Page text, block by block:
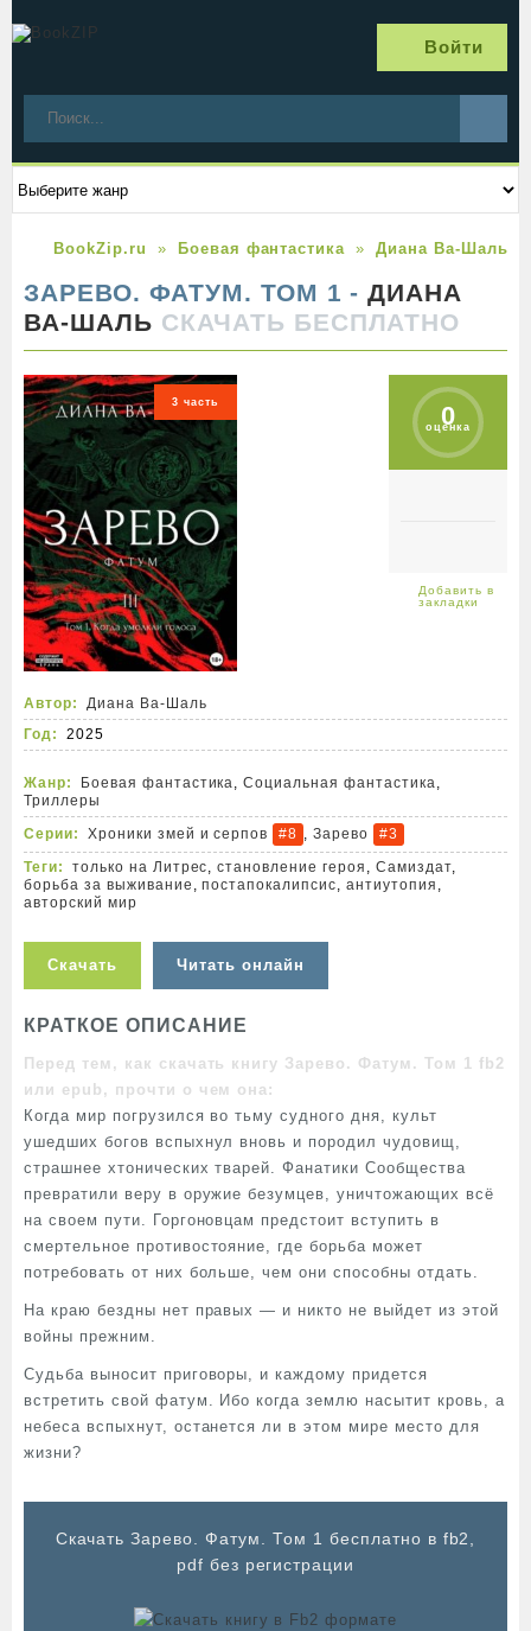
Войти
BookZip.ru Боевая фантастика Диана Ва-Шаль
ЗАРЕВО. ФАТУМ. ТОМ 1 -ДИАНА
ВА-ШАЛЬ СКАЧАТЬ БЕСПЛАТНО
3 часть 0
оценка
Автор:
Диана Ва-Шаль
Год:
2025
Жанр: Боевая фантастика,Социальная фантастика,
Триллеры
Серии:
Хроники змей и серпов #8 ,Зарево
#3
Теги:
только на Литрес,становление героя , Самиздат,
борьба за выживание ,постапокалипсис,антиутопия ,
авторский мир
Скачать Читать онлайн
КРАТКОЕ ОПИСАНИЕ
Перед тем, как скачать книгу Зарево. Фатум. Том 1 fb2
или epub, прочти о чем она:
Когда мир погрузился во тьму судного дня, культ
ушедших богов вспыхнул вновь и породил чудовищ,
страшнее хтонических тварей. Фанатики Сообщества
превратили веру в оружие безумцев, уничтожающих всё
на своем пути. Горгоновцам предстоит вступить в
смертельное противостояние, где борьба может
потребовать от них больше, чем они способны отдать.
На краю бездны нет правых — и никто не выйдет из этой
войны прежним.
Судьба выносит приговоры, и каждому придется
встретить свой фатум. Ибо когда землю насытит кровь, а
небеса вспыхнут, останется ли в этом мире место для
жизни?
Cкачать Зарево. Фатум. Том 1 бесплатно в fb2,
pdf без регистрации